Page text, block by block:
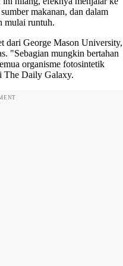
makanan, dan dalam
mulai runtuh.
dari George Mason University,
"Sebagian mungkin bertahan
organisme fotosintetik
The Daily Galaxy.